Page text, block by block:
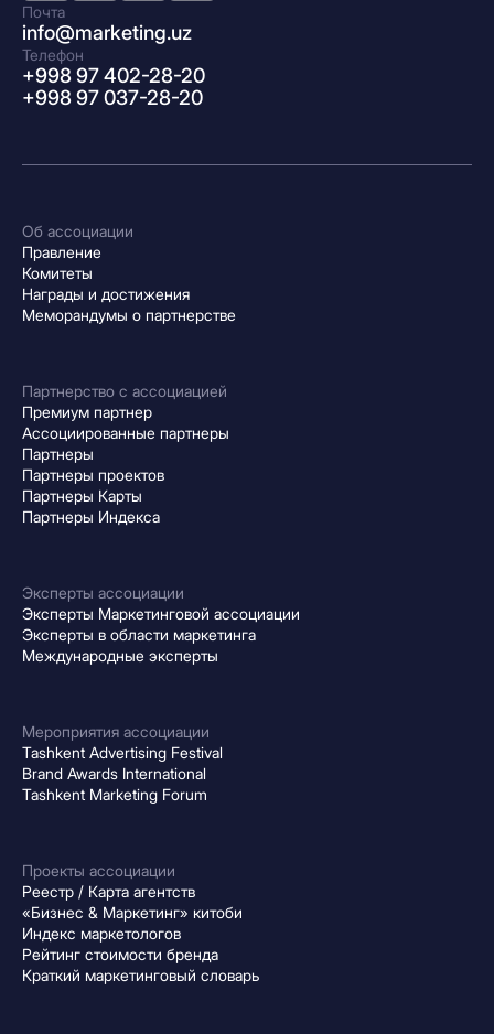
Почта
info@marketing.uz
Телефон
+998 97 402-28-20
+998 97 037-28-20
Об ассоциации
Правление
Комитеты
Награды и достижения
Меморандумы о партнерстве
Партнерство с ассоциацией
Премиум партнер
Ассоциированные партнеры
Партнеры
Партнеры проектов
Партнеры Карты
Партнеры Индекса
Эксперты ассоциации
Эксперты Маркетинговой ассоциации
Эксперты в области маркетинга
Международные эксперты
Мероприятия ассоциации
Tashkent Advertising Festival
Brand Awards International
Tashkent Marketing Forum
Проекты ассоциации
Реестр / Карта агентств
«Бизнес & Маркетинг» китоби
Индекс маркетологов
Рейтинг стоимости бренда
Краткий маркетинговый словарь